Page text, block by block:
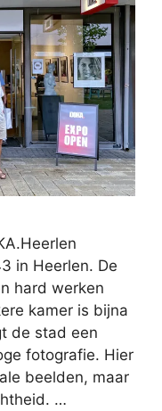
in Heerlen. De
hard werken
kamer is bijna
de stad een
fotografie. Hier
beelden, maar
…